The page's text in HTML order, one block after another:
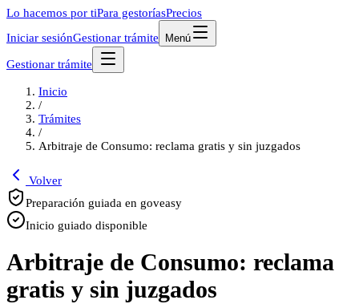
Lo hacemos por tiPara gestoríasPrecios
Iniciar sesiónGestionar trámite Menú
Gestionar trámite
Inicio
/
Trámites
/
Arbitraje de Consumo: reclama gratis y sin juzgados
Volver
Preparación guiada en goveasy
Inicio guiado disponible
Arbitraje de Consumo: reclama
gratis y sin juzgados